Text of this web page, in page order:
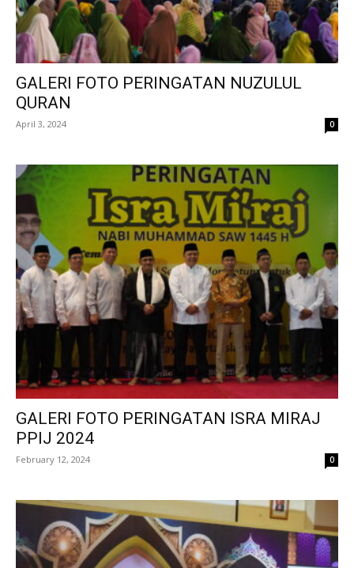
GALERI FOTO PERINGATAN NUZULUL
QURAN
April 3, 2024 0
GALERI FOTO PERINGATAN ISRA MIRAJ
PPIJ 2024
February 12, 2024 0